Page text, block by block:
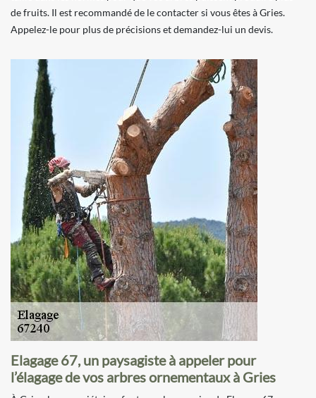
de fruits. Il est recommandé de le contacter si vous êtes à Gries.
Appelez-le pour plus de précisions et demandez-lui un devis.
Elagage 67, un paysagiste à appeler pour
l’élagage de vos arbres ornementaux à Gries